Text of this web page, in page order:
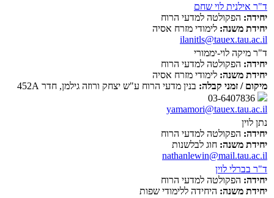
ד"ר אילנית לוי שחם
יחידה: הפקולטה למדעי הרוח
יחידת משנה: לימודי מזרח אסיה
ilanitls@tauex.tau.ac.il
ד"ר מיקה לוי-יממורי
יחידה: הפקולטה למדעי הרוח
יחידת משנה: לימודי מזרח אסיה
מיקום / זמני קבלה: בנין מדעי הרוח ע"ש יצחק ורוזה גילמן, חדר 452A
yamamori@tauex.tau.ac.il
נתן לוין
יחידה: הפקולטה למדעי הרוח
יחידת משנה: חוג לבלשנות
nathanlewin@mail.tau.ac.il
ד"ר בברלי לוין
יחידה: הפקולטה למדעי הרוח
יחידת משנה: היחידה ללימודי שפות